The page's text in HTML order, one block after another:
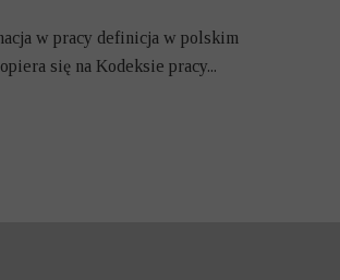
w pracy definicja w polskim
się na Kodeksie pracy...